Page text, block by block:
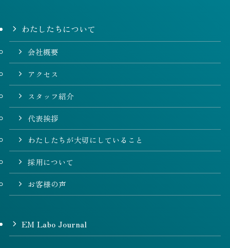
わたしたちについて
会社概要
アクセス
スタッフ紹介
代表挨拶
わたしたちが大切にしていること
採用について
お客様の声
EM Labo Journal